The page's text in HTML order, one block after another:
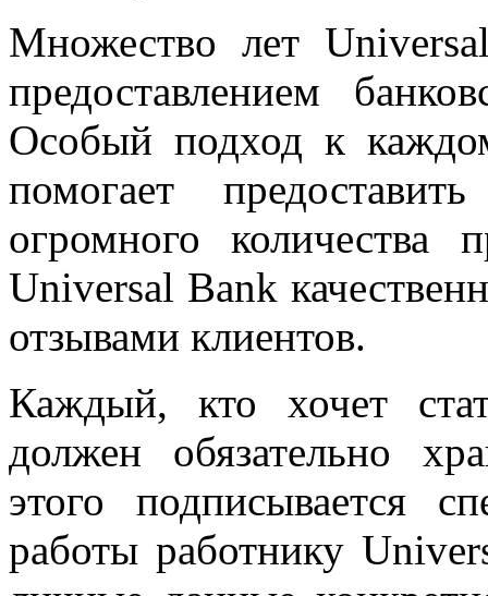
Множество лет
предоставлением
Особый подход к
помогает
огромного количества
Universal Bank
отзывами клиентов.
Каждый, кто хочет
должен обязательно
этого подписывается
работы работнику